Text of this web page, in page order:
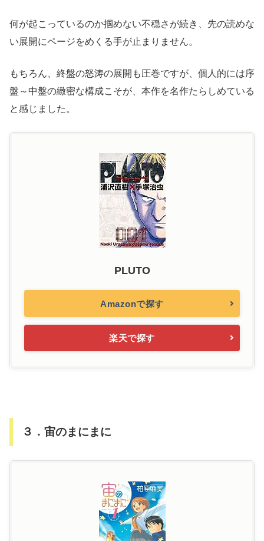
何が起こっているのか掴めない不穏さが続き、先の読めな
い展開にページをめくる手が止まりません。
もちろん、終盤の怒涛の展開も圧巻ですが、個人的には序
盤～中盤の緻密な構成こそが、本作を名作たらしめている
と感じました。
PLUTO
Amazonで探す
楽天で探す
３．宙のまにまに